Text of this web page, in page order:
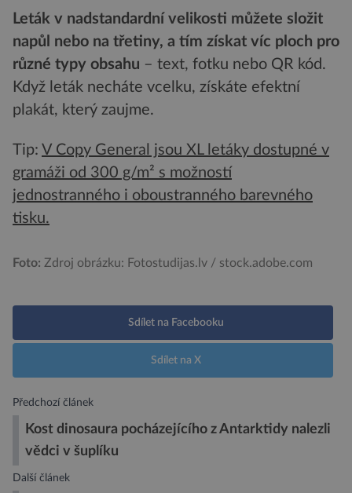
Leták v nadstandardní velikosti můžete složit
napůl nebo na třetiny, a tím získat víc ploch pro
různé typy obsahu – text, fotku nebo QR kód.
Když leták necháte vcelku, získáte efektní
plakát, který zaujme.
Tip: V Copy General jsou XL letáky dostupné v
gramáži od 300 g/m² s možností
jednostranného i oboustranného barevného
tisku.
Foto: Zdroj obrázku: Fotostudijas.lv / stock.adobe.com
Sdílet na Facebooku
Sdílet na X
Předchozí článek
Kost dinosaura pocházejícího z Antarktidy nalezli
vědci v šuplíku
Další článek